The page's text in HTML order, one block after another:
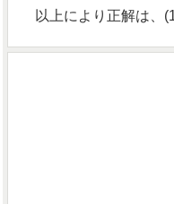
以上により正解は